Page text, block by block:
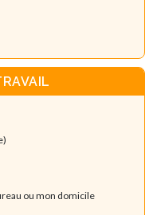
ou mon domicile